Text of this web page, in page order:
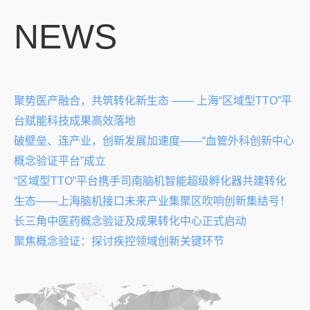
NEWS
聚势医产融合，共筑转化新生态 —— 上海“区域型TTO”平
台赋能科技成果高效落地
破壁垒、连产业，创新发展加速度——“血管外科创新中心
概念验证平台”成立
“区域型TTO”平台携手司南脑机智能超级孵化器共建转化
生态——上海脑机接口未来产业集聚区吹响创新集结号！
长三角中医药概念验证及成果转化中心正式启动
聚焦概念验证：探讨疾控领域创新关键环节